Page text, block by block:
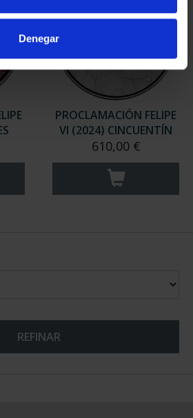
Denegar
PROCLAMACIÓN FELIPE
VI (2024) CINCUENTÍN
610,00 €
REFINAR